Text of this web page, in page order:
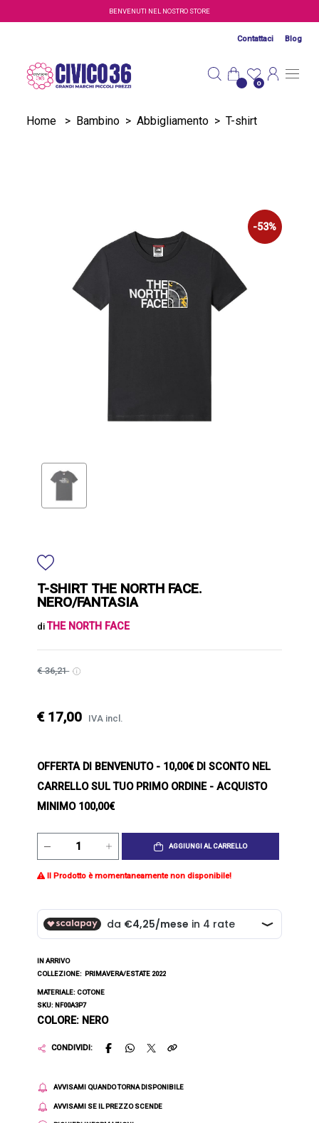
Salta al contenuto principaleBENVENUTI NEL NOSTRO STORE
Contattaci Blog
0
Home > Bambino > Abbigliamento > T-shirt
-53%
T-SHIRT THE NORTH FACE.
NERO/FANTASIA
diTHE NORTH FACE
€ 36,21
€ 17,00 IVA incl.
OFFERTA DI BENVENUTO- 10,00€ DI SCONTO NEL
CARRELLO SUL TUO PRIMO ORDINE - ACQUISTO
MINIMO 100,00€
AGGIUNGI AL CARRELLO
Il Prodotto è momentaneamente non disponibile!
IN ARRIVO
COLLEZIONE: PRIMAVERA/ESTATE 2022
MATERIALE: COTONE
SKU: NF00A3P7
COLORE: NERO
CONDIVIDI:
AVVISAMI QUANDO TORNA DISPONIBILE
AVVISAMI SE IL PREZZO SCENDE